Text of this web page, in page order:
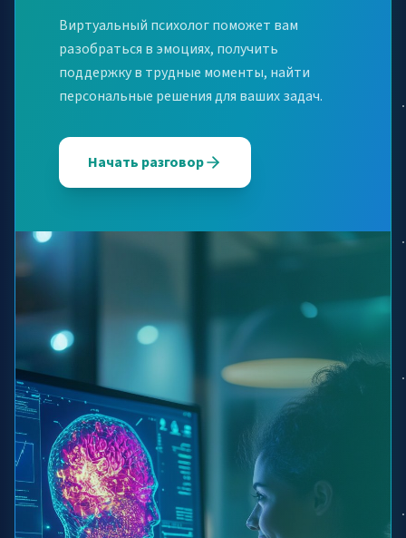
Виртуальный психолог поможет вам
разобраться в эмоциях, получить
поддержку в трудные моменты, найти
персональные решения для ваших задач.
Начать разговор